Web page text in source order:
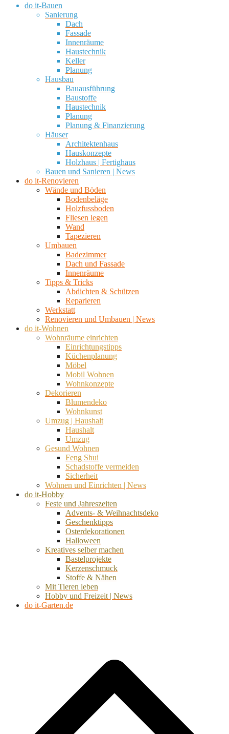
do it-Bauen
Sanierung
Dach
Fassade
Innenräume
Haustechnik
Keller
Planung
Hausbau
Bauausführung
Baustoffe
Haustechnik
Planung
Planung & Finanzierung
Häuser
Architektenhaus
Hauskonzepte
Holzhaus | Fertighaus
Bauen und Sanieren | News
do it-Renovieren
Wände und Böden
Bodenbeläge
Holzfussboden
Fliesen legen
Wand
Tapezieren
Umbauen
Badezimmer
Dach und Fassade
Innenräume
Tipps & Tricks
Abdichten & Schützen
Reparieren
Werkstatt
Renovieren und Umbauen | News
do it-Wohnen
Wohnräume einrichten
Einrichtungstipps
Küchenplanung
Möbel
Mobil Wohnen
Wohnkonzepte
Dekorieren
Blumendeko
Wohnkunst
Umzug | Haushalt
Haushalt
Umzug
Gesund Wohnen
Feng Shui
Schadstoffe vermeiden
Sicherheit
Wohnen und Einrichten | News
do it-Hobby
Feste und Jahreszeiten
Advents- & Weihnachtsdeko
Geschenktipps
Osterdekorationen
Halloween
Kreatives selber machen
Bastelprojekte
Kerzenschmuck
Stoffe & Nähen
Mit Tieren leben
Hobby und Freizeit | News
do it-Garten.de